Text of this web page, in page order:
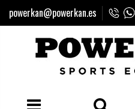
powerkan@powerkan.es